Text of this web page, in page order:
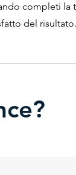
completi la
del risultato.